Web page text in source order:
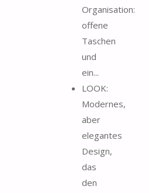
Organisation:
offene
Taschen
und
ein...
LOOK:
Modernes,
aber
elegantes
Design,
das
den